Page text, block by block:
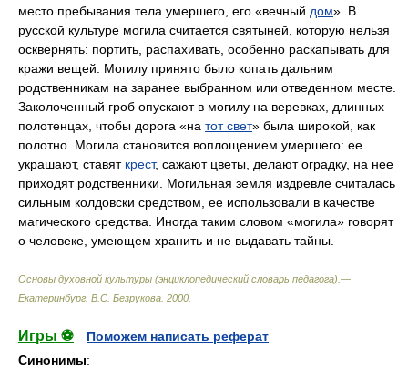
место пребывания тела умершего, его «вечный дом». В
русской культуре могила считается святыней, которую нельзя
осквернять: портить, распахивать, особенно раскапывать для
кражи вещей. Могилу принято было копать дальним
родственникам на заранее выбранном или отведенном месте.
Заколоченный гроб опускают в могилу на веревках, длинных
полотенцах, чтобы дорога «на тот свет» была широкой, как
полотно. Могила становится воплощением умершего: ее
украшают, ставят крест, сажают цветы, делают оградку, на нее
приходят родственники. Могильная земля издревле считалась
сильным колдовски средством, ее использовали в качестве
магического средства. Иногда таким словом «могила» говорят
о человеке, умеющем хранить и не выдавать тайны.
Основы духовной культуры (энциклопедический словарь педагога).—
Екатеринбург В.С. Безрукова 2000
Игры ⚽
Поможем написать реферат
Синонимы: